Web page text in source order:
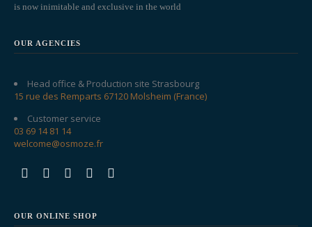
is now inimitable and exclusive in the world
OUR AGENCIES
Head office & Production site Strasbourg
15 rue des Remparts 67120 Molsheim (France)
Customer service
03 69 14 81 14
welcome@osmoze.fr
OUR ONLINE SHOP